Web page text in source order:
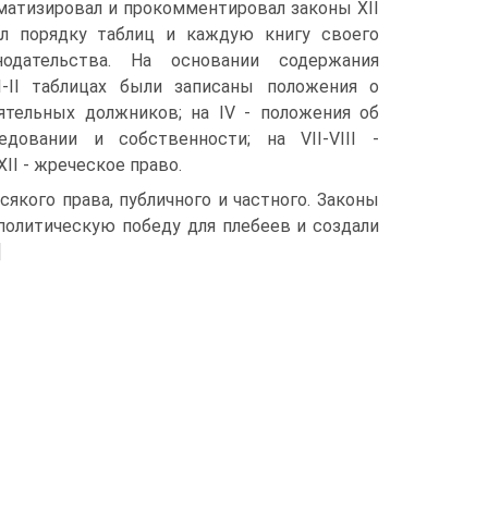
и прокомментировал законы XII
таблиц и каждую книгу своего
На основании содержания
таблицах были записаны положения о
должников; на IV - положения об
и собственности; на VII-VIII -
- жреческое право.
права, публичного и частного. Законы
победу для плебеев и создали